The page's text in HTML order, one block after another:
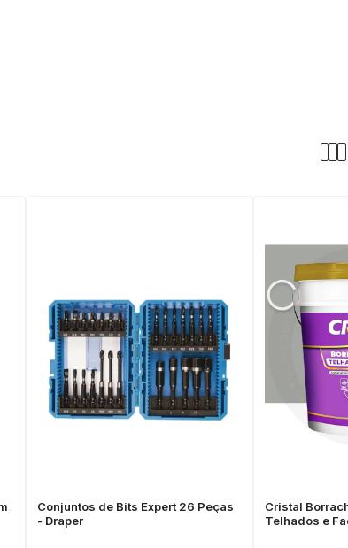
Conjuntos de Bits Expert 26 Peças
- Draper
Cristal
Telhados e